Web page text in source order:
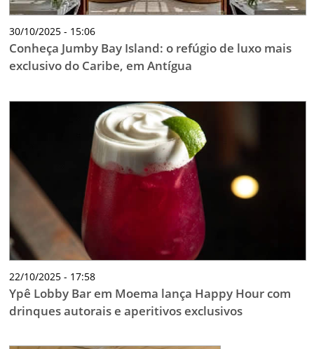
30/10/2025 - 15:06
Conheça Jumby Bay Island: o refúgio de luxo mais
exclusivo do Caribe, em Antígua
22/10/2025 - 17:58
Ypê Lobby Bar em Moema lança Happy Hour com
drinques autorais e aperitivos exclusivos